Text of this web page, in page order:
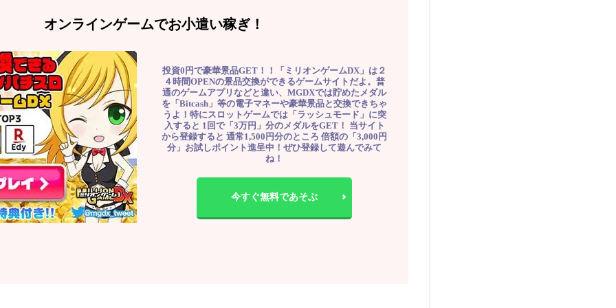
オンラインゲームでお小遣い稼ぎ！
投資0円で豪華景品GET！！「ミリオンゲームDX」は２
４時間OPENの景品交換ができるゲームサイトだよ。普
通のゲームアプリなどと違い、MGDXでは貯めたメダル
を「Bitcash」等の電子マネーや豪華景品と交換できちゃ
うよ！特にスロットゲームでは「ラッシュモード」に突
入すると 1回で「3万円」分のメダルをGET！ 当サイト
から登録すると 通常1,500円分のところ 倍額の「3,000円
分」お試しポイント進呈中！ぜひ登録して遊んでみて
ね！
今すぐ無料であそぶ